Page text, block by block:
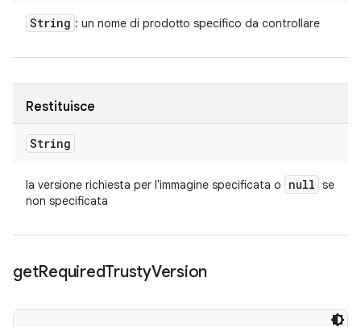
String : un nome di prodotto specifico da controllare
Restituisce
String
la versione richiesta per l'immagine specificata o null se
non specificata
getRequiredTrustyVersion